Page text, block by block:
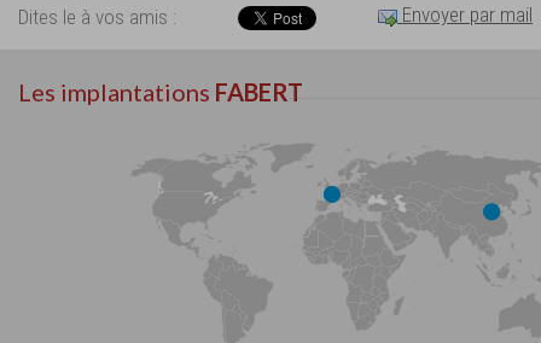
Dites le à vos amis : Envoyer par mail
Les implantations FABERT